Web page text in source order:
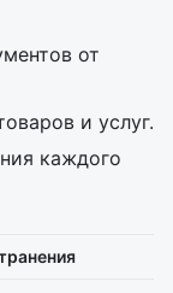
от
и услуг.
каждого